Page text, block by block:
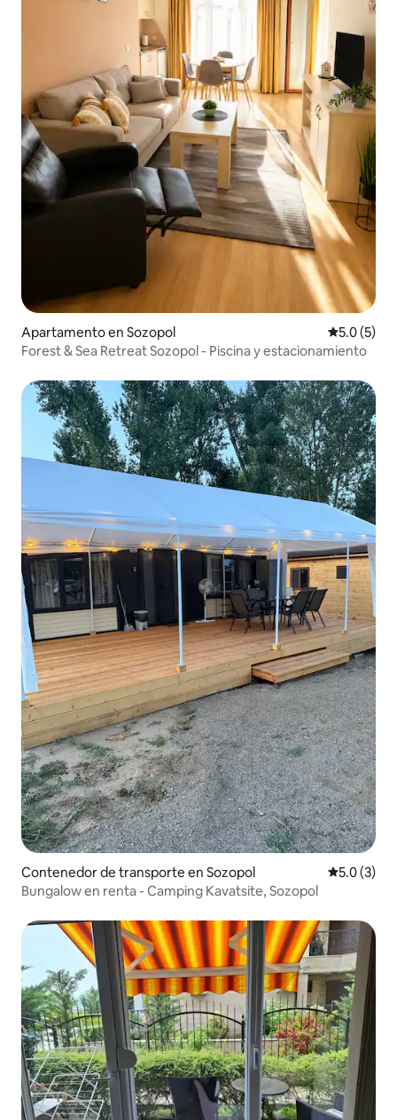
Apartamento en Sozopol
5.0 (5)
Forest & Sea Retreat Sozopol - Piscina y estacionamiento
Contenedor de transporte en Sozopol
5.0 (3)
Bungalow en renta - Camping Kavatsite, Sozopol